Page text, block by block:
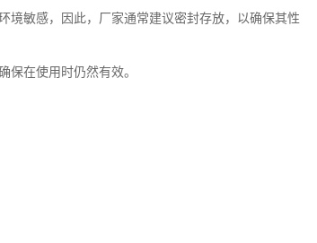
境敏感，因此，厂家通常建议密封存放，以确保其性
保在使用时仍然有效。